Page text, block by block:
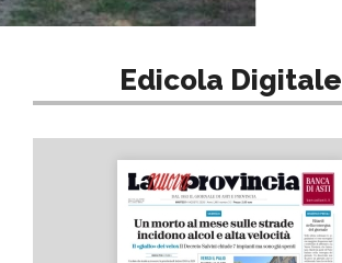
Edicola Digitale